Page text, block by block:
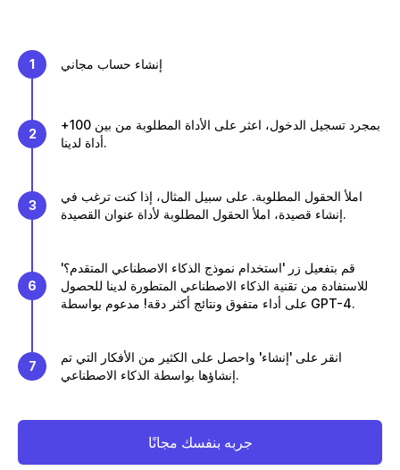
1 إنشاء حساب مجاني
2
بمجرد تسجيل الدخول، اعثر على الأداة المطلوبة من بين 100+
أداة لدينا.
3
املأ الحقول المطلوبة. على سبيل المثال، إذا كنت ترغب في
إنشاء قصيدة، املأ الحقول المطلوبة لأداة عنوان القصيدة.
6
قم بتفعيل زر 'استخدام نموذج الذكاء الاصطناعي المتقدم؟'
للاستفادة من تقنية الذكاء الاصطناعي المتطورة لدينا للحصول
على أداء متفوق ونتائج أكثر دقة! مدعوم بواسطة GPT-4.
7
انقر على 'إنشاء' واحصل على الكثير من الأفكار التي تم
إنشاؤها بواسطة الذكاء الاصطناعي.
جربه بنفسك مجانًا